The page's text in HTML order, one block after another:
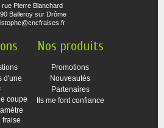
rue Pierre Blanchard
Balleroy sur Drôme
d'une
coupe
fraise
Nos produits
Promotions
Nouveautés
Partenaires
Ils me font confiance